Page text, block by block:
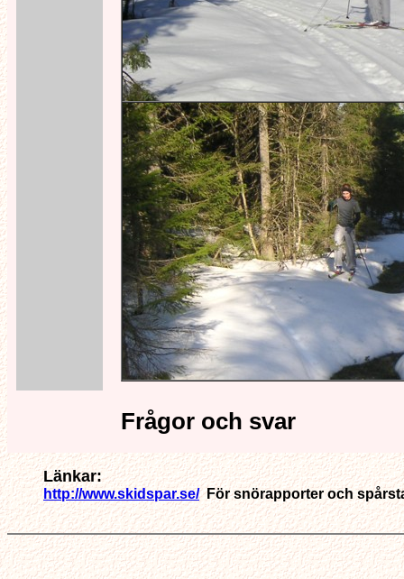
Frågor och svar
Länkar:
http://www.skidspar.se/För snörapporter och